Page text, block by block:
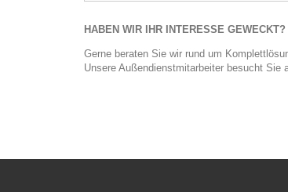
HABEN WIR IHR INTERESSE GEWECKT?
Gerne beraten Sie wir rund um
Unsere Außendienstmitarbeiter besucht